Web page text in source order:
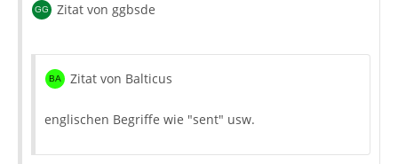
Zitat von ggbsde
Zitat von Balticus
englischen Begriffe wie "sent" usw.